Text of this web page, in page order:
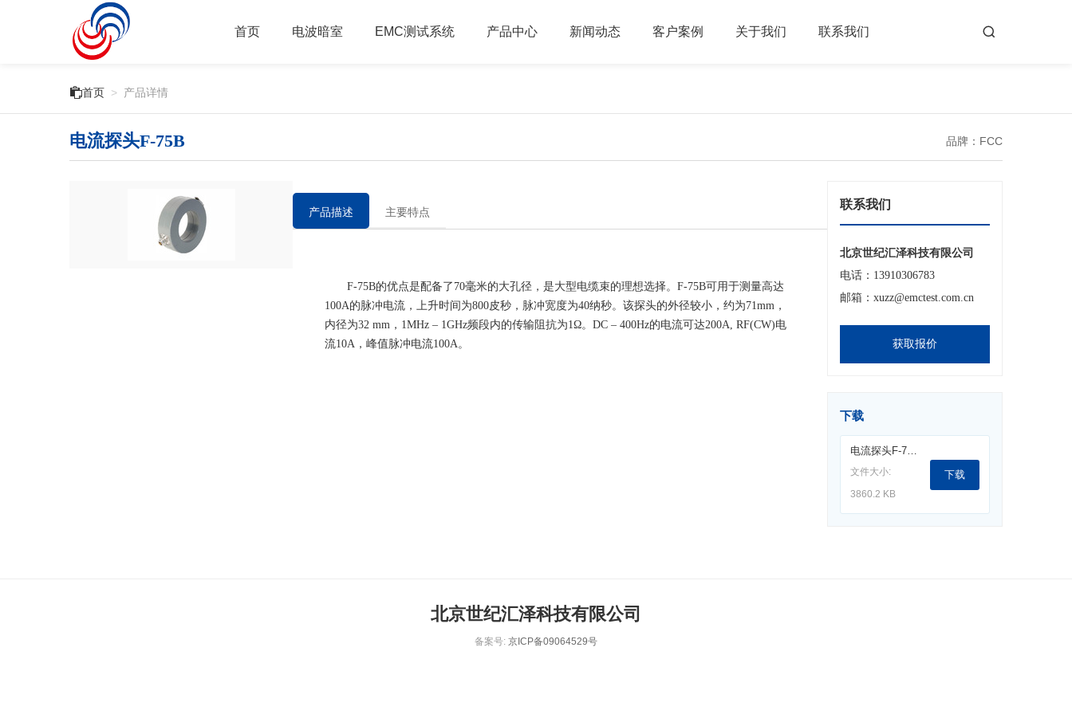
首页 电波暗室 EMC测试系统 产品中心 新闻动态 客户案例 关于我们 联系我们
首页 > 产品详情
电流探头F-75B 品牌：FCC
产品描述 主要特点
F-75B的优点是配备了70毫米的大孔径，是大型电缆束的理想选择。F-75B可用于测量高达
100A的脉冲电流，上升时间为800皮秒，脉冲宽度为40纳秒。该探头的外径较小，约为71mm，
内径为32 mm，1MHz – 1GHz频段内的传输阻抗为1Ω。DC – 400Hz的电流可达200A, RF(CW)电
流10A，峰值脉冲电流100A。
联系我们
北京世纪汇泽科技有限公司
电话：13910306783
邮箱：xuzz@emctest.com.cn
获取报价
下载
电流探头F-75B.pdf
文件大小:
3860.2 KB
下载
北京世纪汇泽科技有限公司
备案号: 京ICP备09064529号